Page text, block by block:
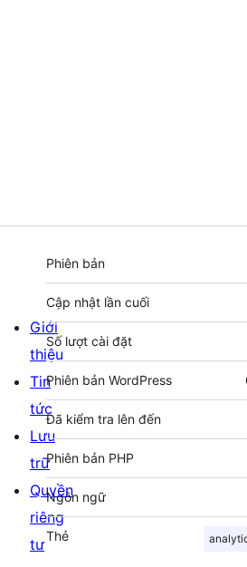
Meta
Phiên bản
Cập nhật lần cuối
Số lượt cài đặt
Phiên bản WordPress
Đã kiểm tra lên đến
Phiên bản PHP
Ngôn ngữ
Thẻ
Giới
thiệu
Tin
tức
Lưu
trữ
Quyền
riêng
tư